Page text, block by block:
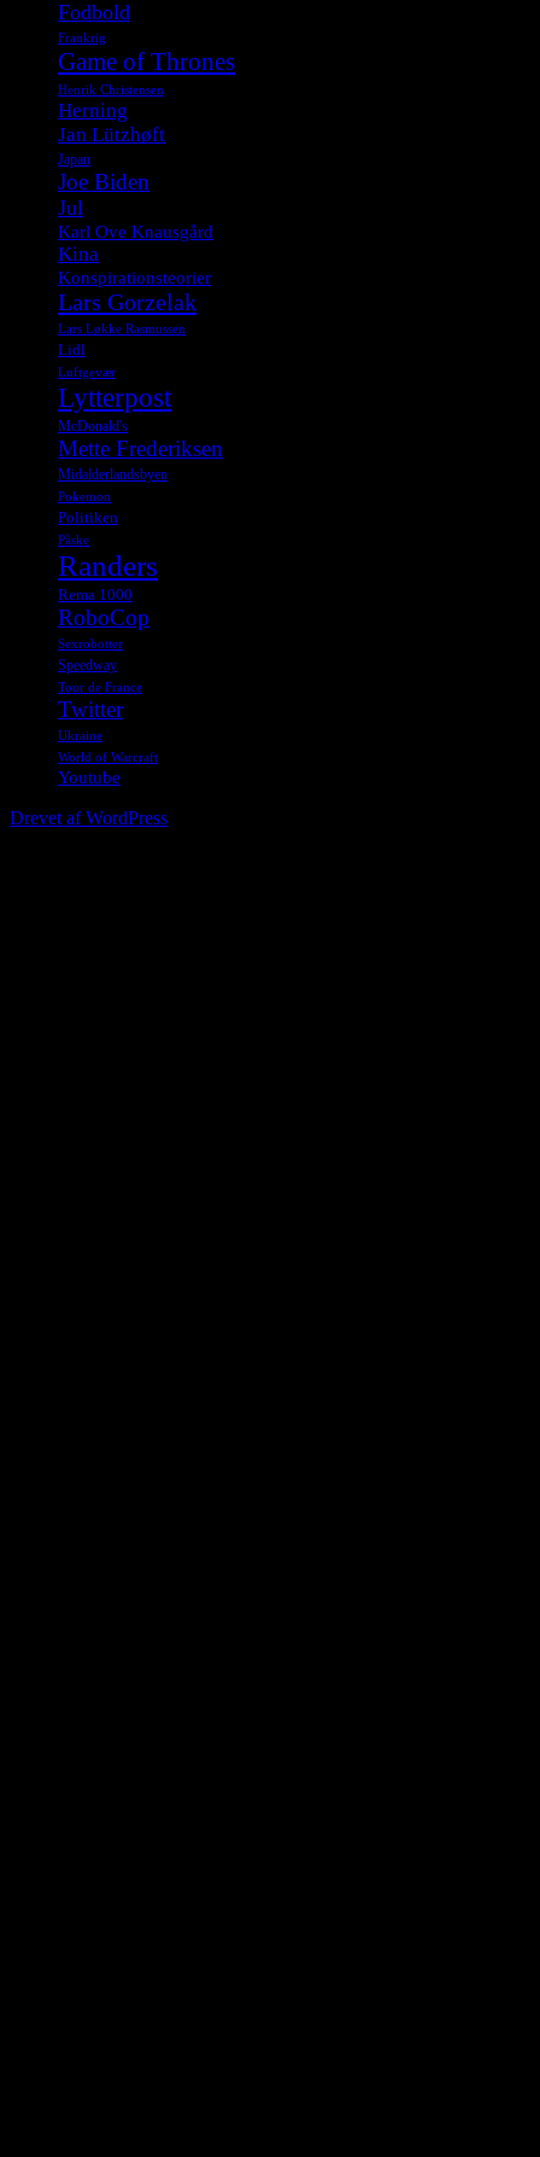
Fodbold
Frankrig
Game of Thrones
Henrik Christensen
Herning
Jan Lützhøft
Japan
Joe Biden
Jul
Karl Ove Knausgård
Kina
Konspirationsteorier
Lars Gorzelak
Lars Løkke Rasmussen
Lidl
Luftgevær
Lytterpost
McDonald's
Mette Frederiksen
Midalderlandsbyen
Pokemon
Politiken
Påske
Randers
Rema 1000
RoboCop
Sexrobotter
Speedway
Tour de France
Twitter
Ukraine
World of Warcraft
Youtube
Drevet af WordPress